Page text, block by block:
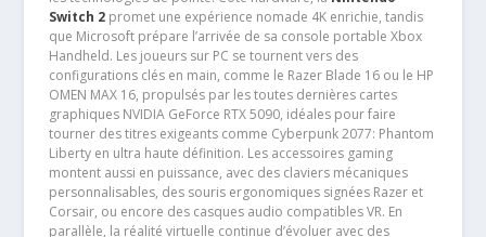
Switch 2promet une expérience nomade 4K enrichie, tandis
que Microsoft prépare l’arrivée de sa console portable Xbox
Handheld. Les joueurs sur PC se tournent vers des
configurations clés en main, comme le Razer Blade 16 ou le HP
OMEN MAX 16, propulsés par les toutes dernières cartes
graphiques NVIDIA GeForce RTX 5090, idéales pour faire
tourner des titres exigeants comme Cyberpunk 2077: Phantom
Liberty en ultra haute définition. Les accessoires gaming
montent aussi en puissance, avec des claviers mécaniques
personnalisables, des souris ergonomiques signées Razer et
Corsair, ou encore des casques audio compatibles VR. En
parallèle, la réalité virtuelle continue d’évoluer avec des